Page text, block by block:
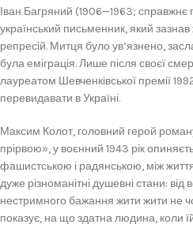
Іван Багряний (1906—1963; справжнє
український письменник, який зазнав
репресій. Митця було ув’язнено,
була еміграція. Лише після своєї
лауреатом Шевченківської премії
перевидавати в Україні.
Максим Колот, головний герой
прірвою», у воєнний 1943 рік
фашистською і радянською, між
дуже різноманітні душевні стани: від
нестримного бажання жити жити не
показує, на що здатна людина, коли